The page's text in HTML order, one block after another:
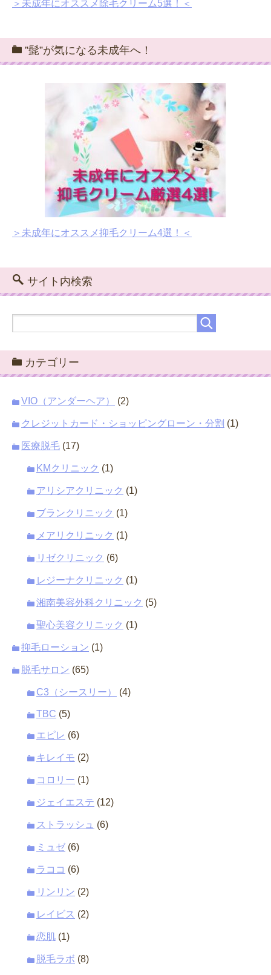
＞未成年にオススメ除毛クリーム5選！＜
”髭”が気になる未成年へ！
＞未成年にオススメ抑毛クリーム4選！＜
サイト内検索
カテゴリー
VIO（アンダーヘア） (2)
クレジットカード・ショッピングローン・分割 (1)
医療脱毛 (17)
KMクリニック (1)
アリシアクリニック (1)
ブランクリニック (1)
メアリクリニック (1)
リゼクリニック (6)
レジーナクリニック (1)
湘南美容外科クリニック (5)
聖心美容クリニック (1)
抑毛ローション (1)
脱毛サロン (65)
C3（シースリー） (4)
TBC (5)
エピレ (6)
キレイモ (2)
コロリー (1)
ジェイエステ (12)
ストラッシュ (6)
ミュゼ (6)
ラココ (6)
リンリン (2)
レイビス (2)
恋肌 (1)
脱毛ラボ (8)